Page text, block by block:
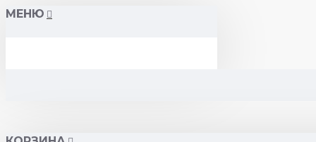
МЕНЮ